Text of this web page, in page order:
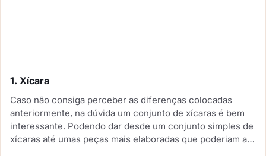
1. Xícara
Caso não consiga perceber as diferenças colocadas
anteriormente, na dúvida um conjunto de xícaras é bem
interessante. Podendo dar desde um conjunto simples de
xícaras até umas peças mais elaboradas que poderiam até